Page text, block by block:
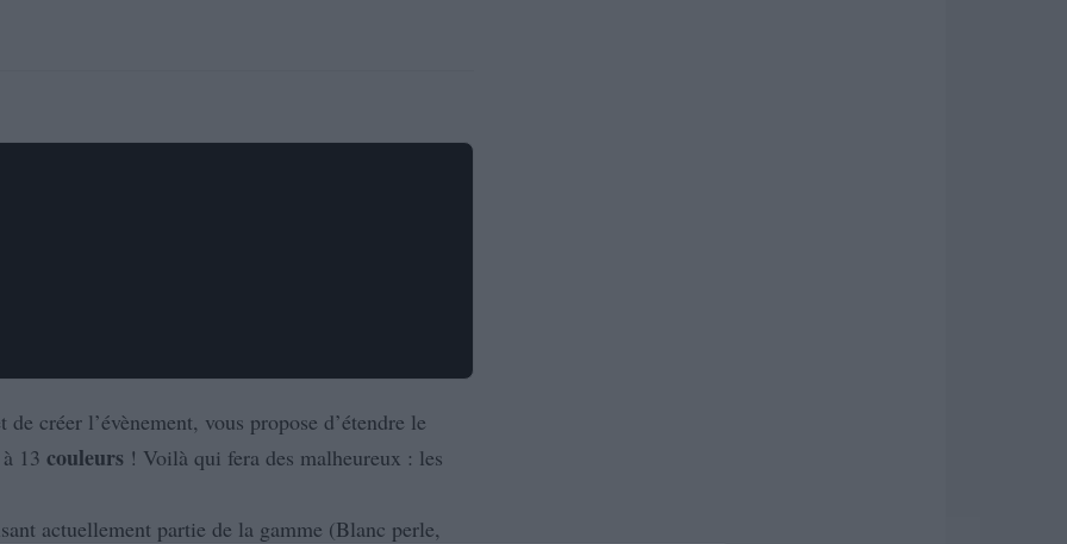
créer l’évènement, vous propose d’étendre le
à 13 couleurs ! Voilà qui fera des malheureux : les
actuellement partie de la gamme (Blanc perle,